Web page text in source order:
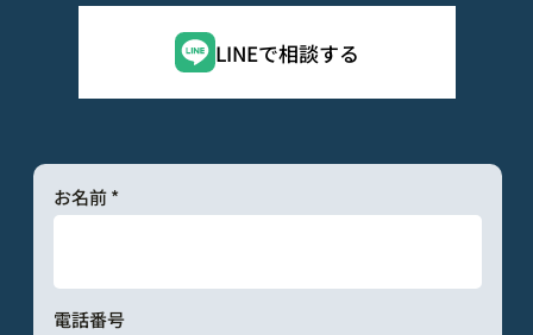
LINEで相談する
お名前
電話番号